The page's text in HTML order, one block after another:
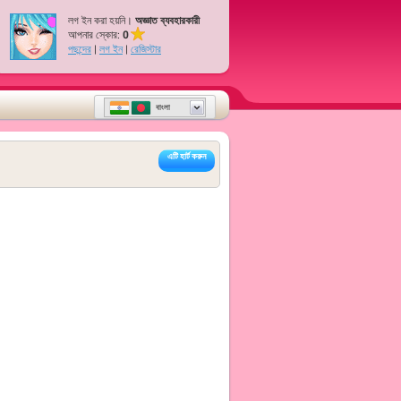
লগ ইন করা হয়নি। অজ্ঞাত ব্যবহারকারী
আপনার স্কোর: 0
পছন্দের | লগ ইন| রেজিস্টার
বাংলা
এটি হার্ট করুন